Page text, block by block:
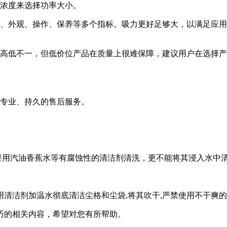
度来选择功率大小。
外观、操作、保养等多个指标。吸力更好足够大，以满足应
低不一，但低价位产品在质量上很难保障，建议用户在选择
业、持久的售后服务。
汽油香蕉水等有腐蚀性的清洁剂清洗，更不能将其浸入水中
洁剂加温水彻底清洁尘格和尘袋,将其吹干,严禁使用不干爽
相关内容，希望对您有所帮助。